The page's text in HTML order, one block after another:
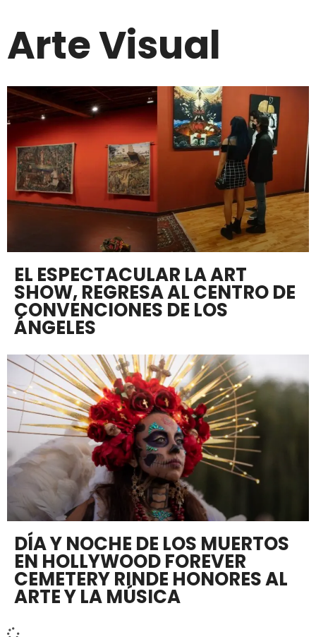
Arte Visual
EL ESPECTACULAR LA ART
SHOW, REGRESA AL CENTRO DE
CONVENCIONES DE LOS
ÁNGELES
DÍA Y NOCHE DE LOS MUERTOS
EN HOLLYWOOD FOREVER
CEMETERY RINDE HONORES AL
ARTE Y LA MÚSICA